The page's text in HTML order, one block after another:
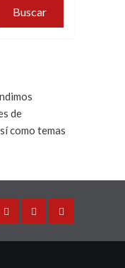
de
como temas
Salud PolíticaSociedad